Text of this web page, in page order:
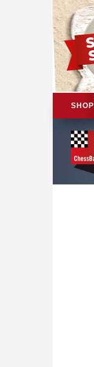
SHOP